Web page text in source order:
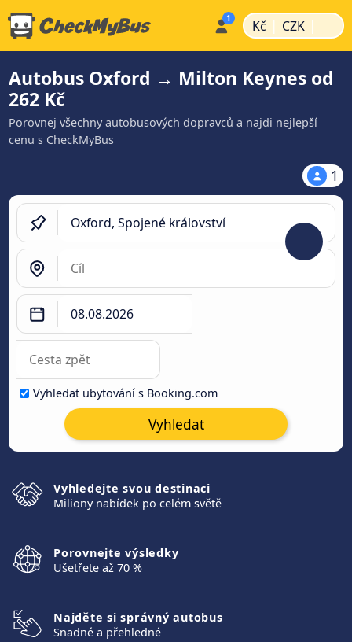
Kč | CZK |
Autobus Oxford → Milton Keynes od
262 Kč
Porovnej všechny autobusových dopravců a najdi nejlepší
cenu s CheckMyBus
1
Vyhledat ubytování s Booking.com
Vyhledat
Vyhledejte svou destinaci
Miliony nabídek po celém světě
Porovnejte výsledky
Ušetřete až 70 %
Najděte si správný autobus
Snadné a přehledné